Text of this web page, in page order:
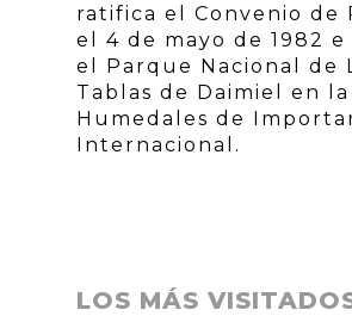
ratifica el Convenio de
el 4 de mayo de 1982
el Parque Nacional de
Tablas de Daimiel en
Humedales de
Internacional.
LOS MÁS